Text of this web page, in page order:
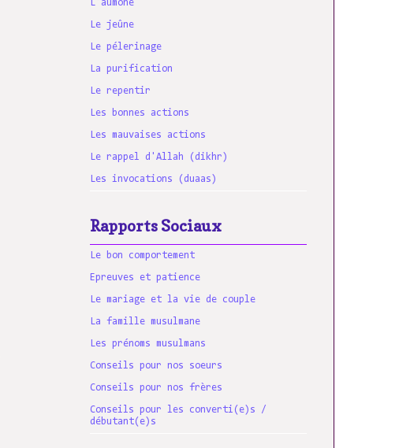
L'aumône
Le jeûne
Le pélerinage
La purification
Le repentir
Les bonnes actions
Les mauvaises actions
Le rappel d'Allah (dikhr)
Les invocations (duaas)
Rapports Sociaux
Le bon comportement
Epreuves et patience
Le mariage et la vie de couple
La famille musulmane
Les prénoms musulmans
Conseils pour nos soeurs
Conseils pour nos frères
Conseils pour les converti(e)s /
débutant(e)s